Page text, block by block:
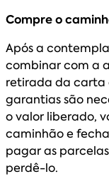
Compre o
Após a
combinar com a
retirada da carta
garantias são
o valor liberado,
caminhão e
pagar as
perdê-lo.